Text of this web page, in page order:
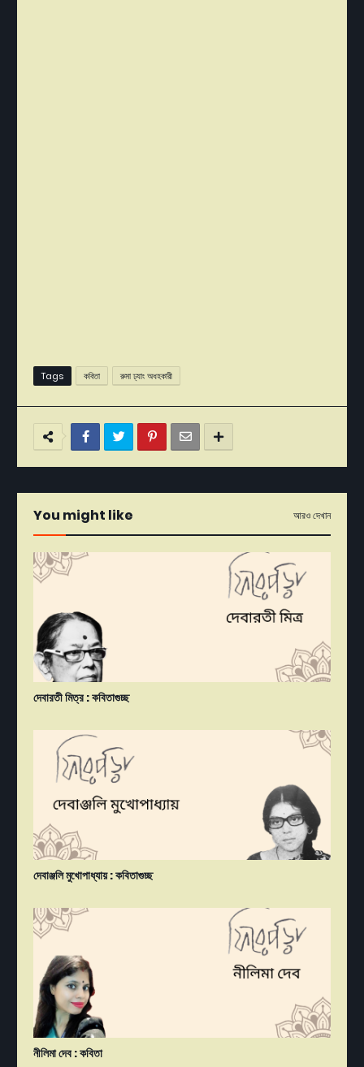
Tags কবিতা রুমা ঢ্যাং অধহকারী
You might like আরও দেখান
দেবারতী মিত্র : কবিতাগুচ্ছ
দেবাঞ্জলি মুখোপাধ্যায় : কবিতাগুচ্ছ
নীলিমা দেব : কবিতা